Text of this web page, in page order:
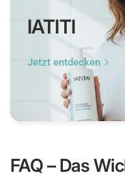
IATITI
Jetzt entdecken
FAQ – Das